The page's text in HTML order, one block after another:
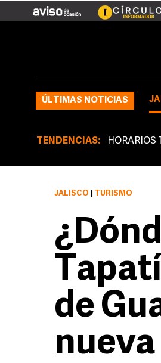
ÚLTIMAS NOTICIAS
TENDENCIAS: HORARIOS
JALISCO TURISMO
de